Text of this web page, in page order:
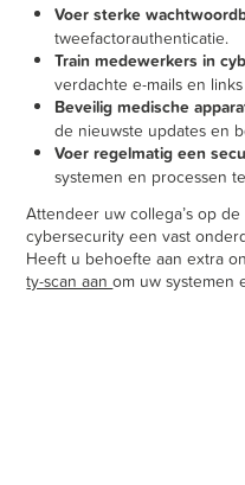
Voer sterke
tweefactorauthenticatie.
Train medewerkers in
verdachte e-mails en
Beveilig medische
de nieuwste updates en
Voer regelmatig een
systemen en processen
Attendeer uw collega’s op
cybersecurity een vast
Heeft u behoefte aan extra
ty-scan aanom uw systemen